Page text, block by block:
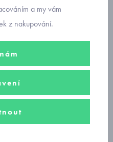
a my vám
z nakupování.